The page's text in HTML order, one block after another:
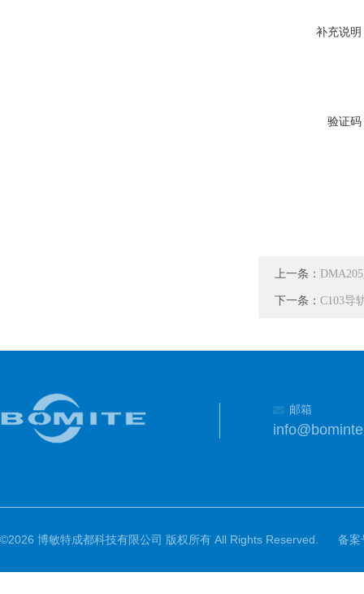
补充说明
验证码
上一条：
下一条： C103导
邮箱
©2026 博敏特成都科技有限公司 版权所有 All Rights Reserved. 备案